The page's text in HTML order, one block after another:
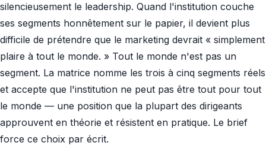
silencieusement le leadership. Quand l'institution couche
ses segments honnêtement sur le papier, il devient plus
difficile de prétendre que le marketing devrait « simplement
plaire à tout le monde. » Tout le monde n'est pas un
segment. La matrice nomme les trois à cinq segments réels
et accepte que l'institution ne peut pas être tout pour tout
le monde — une position que la plupart des dirigeants
approuvent en théorie et résistent en pratique. Le brief
force ce choix par écrit.